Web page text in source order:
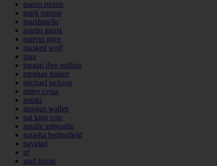
maren morris
mark ronson
marshmello
martin garrix
marvin gaye
masked wolf
max
megan thee stallion
meghan trainor
michael jackson
miley cyrus
mitski
morgan wallen
nat king cole
natalie imbruglia
natasha bedingfield
navidad
nf
niall horan